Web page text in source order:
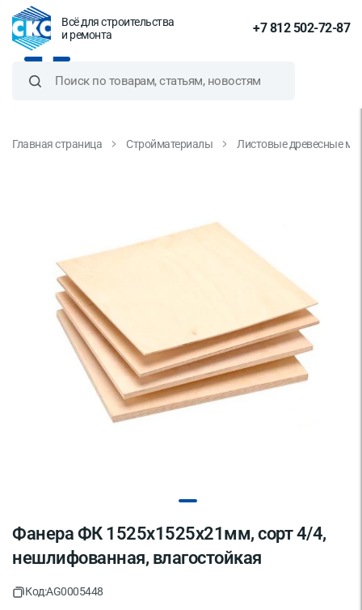
Всё для строительства
и ремонта
+7 812 502-72-87
Главная страница Стройматериалы Листовые древесные
Фанера ФК 1525х1525х21мм, сорт 4/4,
нешлифованная, влагостойкая
Код:AG0005448